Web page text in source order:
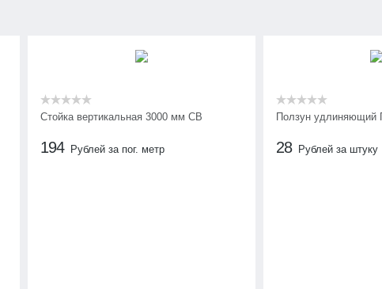
Стойка вертикальная 3000 мм СВ
194 Рублей за пог. метр
Ползун удлиняющий
28 Рублей за штуку